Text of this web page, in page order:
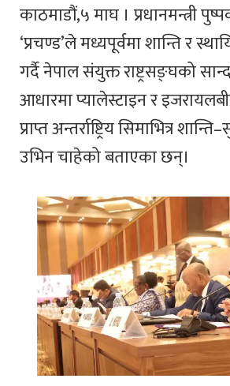
काठमाडौं,५ माघ । प्रधानमन्त्री
‘प्रचण्ड’ले मध्यपूर्वमा शान्ति र
गर्दै नेपाल संयुक्त राष्ट्रसङ्घको
आधारमा प्यालेस्टाइन र
प्राप्त अन्तर्राष्ट्रिय सिमाभित्र
उभिन चाहेको बताएका छन्।